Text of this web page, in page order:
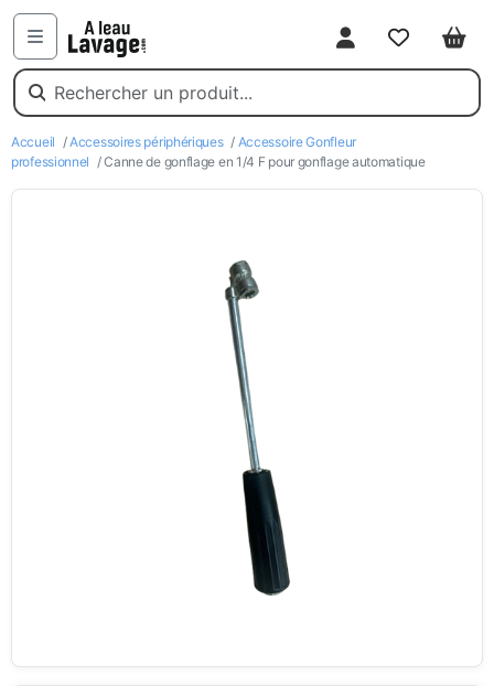
Menu
Mon compte
Favoris
Accueil /Accessoires périphériques / Accessoire Gonfleur
professionnel / Canne de gonflage en 1/4 F pour gonflage automatique